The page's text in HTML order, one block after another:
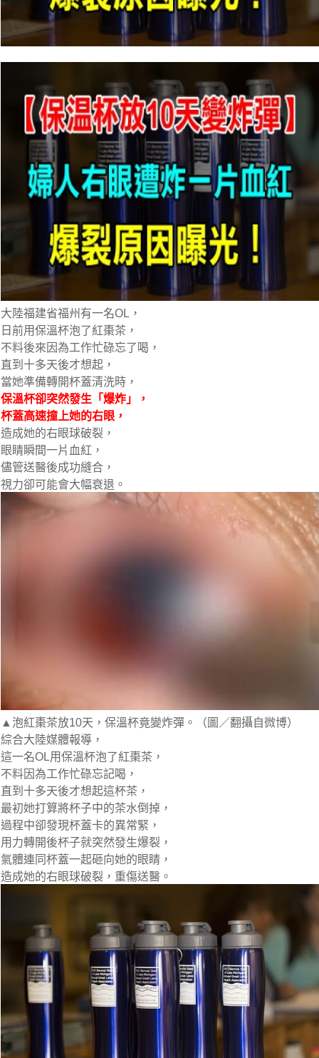
大陸福建省福州有一名OL，
日前用保溫杯泡了紅棗茶，
不料後來因為工作忙碌忘了喝，
直到十多天後才想起，
當她準備轉開杯蓋清洗時，
保溫杯卻突然發生「爆炸」，
杯蓋高速撞上她的右眼，
造成她的右眼球破裂，
眼睛瞬間一片血紅，
儘管送醫後成功縫合，
視力卻可能會大幅衰退。
▲泡紅棗茶放10天，保溫杯竟變炸彈。（圖／翻攝自微博）
綜合大陸媒體報導，
這一名OL用保溫杯泡了紅棗茶，
不料因為工作忙碌忘記喝，
直到十多天後才想起這杯茶，
最初她打算將杯子中的茶水倒掉，
過程中卻發現杯蓋卡的異常緊，
用力轉開後杯子就突然發生爆裂，
氣體連同杯蓋一起砸向她的眼睛，
造成她的右眼球破裂，重傷送醫。